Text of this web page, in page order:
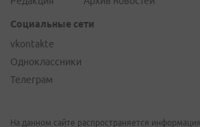
Социальные сети
vkontakte
Одноклассники
Телеграм
На данном сайте распространяется